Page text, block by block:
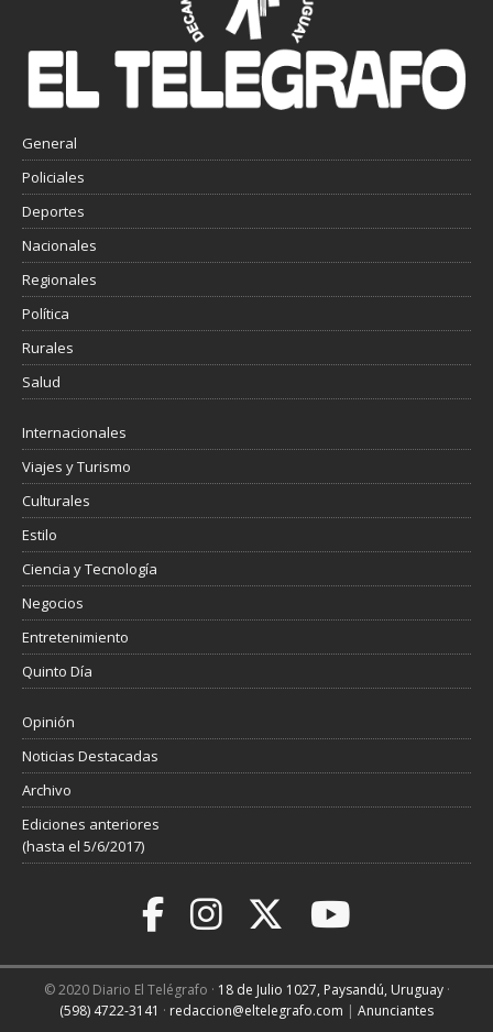
General
Policiales
Deportes
Nacionales
Regionales
Política
Rurales
Salud
Internacionales
Viajes y Turismo
Culturales
Estilo
Ciencia y Tecnología
Negocios
Entretenimiento
Quinto Día
Opinión
Noticias Destacadas
Archivo
Ediciones anteriores
(hasta el 5/6/2017)
© 2020 Diario El Telégrafo · 18 de Julio 1027, Paysandú, Uruguay·
(598) 4722-3141 · redaccion@eltelegrafo.com | Anunciantes